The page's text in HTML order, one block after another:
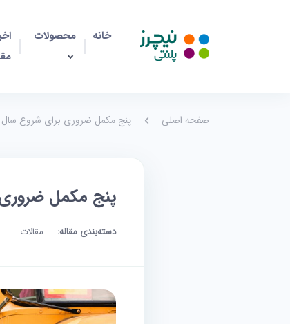
خانه محصولات
صفحه اصلی پنج مکمل ضروری برای شروع سال
پنج مکمل
دسته‌بندی مقاله: مقالات